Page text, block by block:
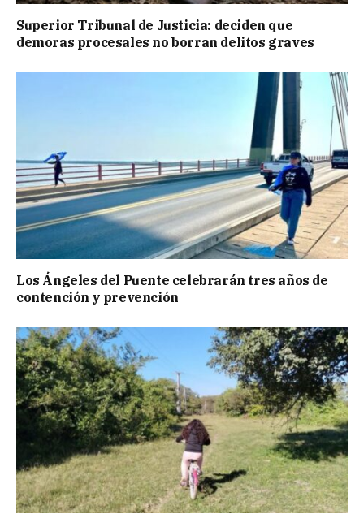
Superior Tribunal de Justicia: deciden que
demoras procesales no borran delitos graves
Los Ángeles del Puente celebrarán tres años de
contención y prevención